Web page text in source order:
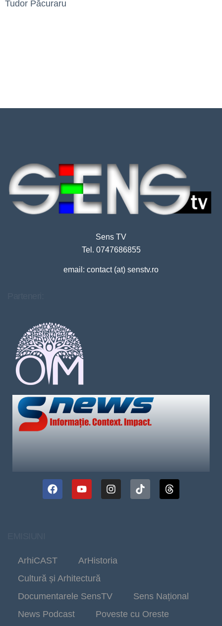
Tudor Păcuraru
Sens TV
Tel. 0747686855
email: contact (at) senstv.ro
ArhiCAST
ArHistoria
Cultură și Arhitectură
Documentarele SensTV
Sens Național
News Podcast
Poveste cu Oreste